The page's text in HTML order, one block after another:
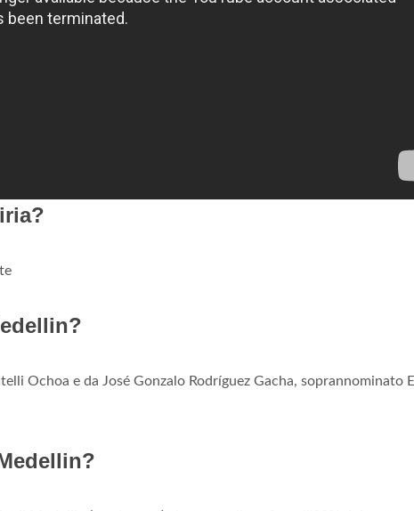
Ochoa e da José Gonzalo Rodríguez Gacha, soprannominato